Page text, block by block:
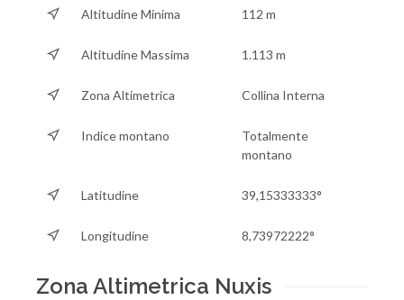
Altitudine Minima 112 m
Altitudine Massima 1.113 m
Zona Altimetrica Collina Interna
Indice montano
Totalmente
montano
Latitudine 39,15333333°
Longitudine 8,73972222°
Zona Altimetrica Nuxis